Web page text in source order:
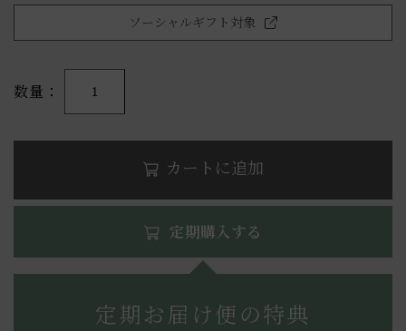
ソーシャルギフト対象
数量 1
カートに追加
定期購入する
定期お届け便の特典